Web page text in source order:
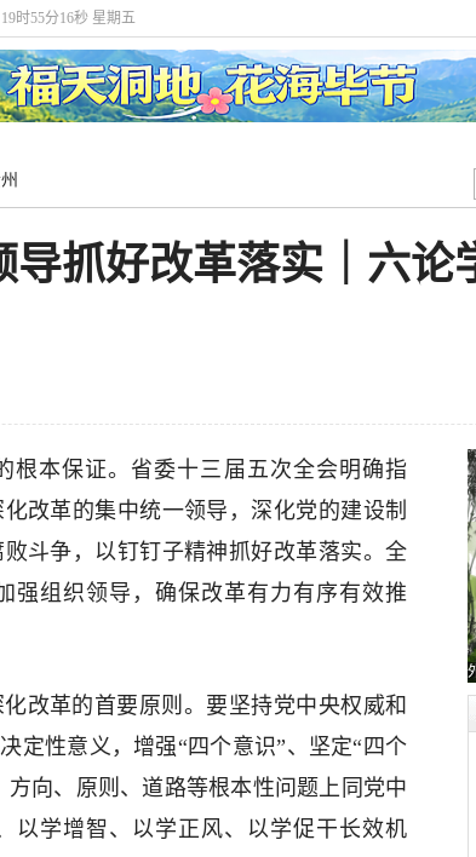
时55分17秒 星期五
导抓好改革落实｜六论
根本保证。省委十三届五次全会明确指
改革的集中统一领导，深化党的建设制
斗争，以钉钉子精神抓好改革落实。全
强组织领导，确保改革有力有序有效推
改革的首要原则。要坚持党中央权威和
定性意义，增强“四个意识”、坚定“四个
方向、原则、道路等根本性问题上同党中
以学增智、以学正风、以学促干长效机